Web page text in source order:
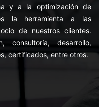
y a la optimización de
la herramienta a las
de nuestros clientes.
consultoría, desarrollo,
certificados, entre otros.